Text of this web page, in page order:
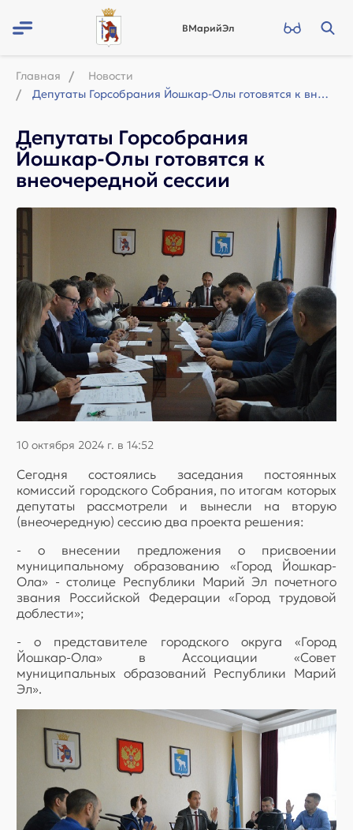
ВМарийЭл
Главная
Новости
Депутаты Горсобрания Йошкар-Олы готовятся к внеочередной сессии
Депутаты Горсобрания
Йошкар-Олы готовятся к
внеочередной сессии
10 октября 2024 г. в 14:52
Сегодня состоялись заседания постоянных
комиссий городского Собрания, по итогам которых
депутаты рассмотрели и вынесли на вторую
(внеочередную) сессию два проекта решения:
- о внесении предложения о присвоении
муниципальному образованию «Город Йошкар-
Ола» - столице Республики Марий Эл почетного
звания Российской Федерации «Город трудовой
доблести»;
- о представителе городского округа «Город
Йошкар-Ола» в Ассоциации «Совет
муниципальных образований Республики Марий
Эл».